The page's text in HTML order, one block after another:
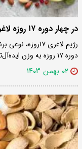
در چهار دوره ۱۷ روزه لاغر شوید
رژیم لاغری
دوره ۱۷ روزه به وزن ایده‌آل‌تان برسید.
۰۲ بهمن ۱۴۰۳